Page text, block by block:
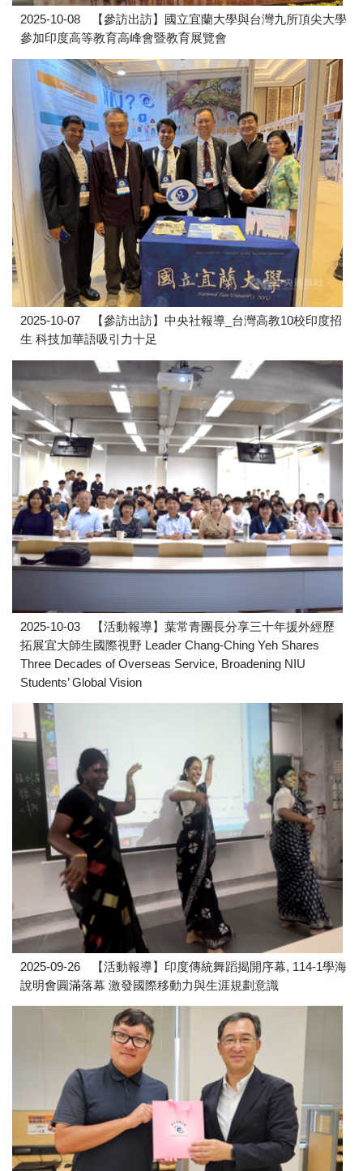
2025-10-08
【參訪出訪】國立宜蘭大學與台灣九所頂尖大學
參加印度高等教育高峰會暨教育展覽會
2025-10-07
【參訪出訪】中央社報導_台灣高教10校印度招
生 科技加華語吸引力十足
2025-10-03
【活動報導】葉常青團長分享三十年援外經歷
拓展宜大師生國際視野 Leader Chang-Ching Yeh Shares
Three Decades of Overseas Service, Broadening NIU
Students’ Global Vision
2025-09-26
【活動報導】印度傳統舞蹈揭開序幕, 114-1學海
說明會圓滿落幕 激發國際移動力與生涯規劃意識